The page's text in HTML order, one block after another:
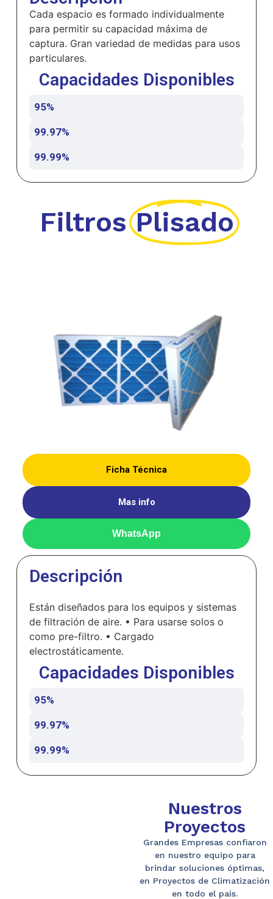
Cada espacio es formado individualmente
para permitir su capacidad máxima de
captura. Gran variedad de medidas para usos
particulares.
Capacidades Disponibles
95%
99.97%
99.99%
Filtros Plisado
Descripción
Están diseñados para los equipos y sistemas
de filtración de aire. • Para usarse solos o
como pre-filtro. • Cargado
electrostáticamente.
Capacidades Disponibles
95%
99.97%
99.99%
Ficha Técnica
Mas info
WhatsApp
Nuestros
Proyectos
Grandes Empresas confiaron
en nuestro equipo para
brindar soluciones óptimas,
en Proyectos de Climatización
en todo el país.